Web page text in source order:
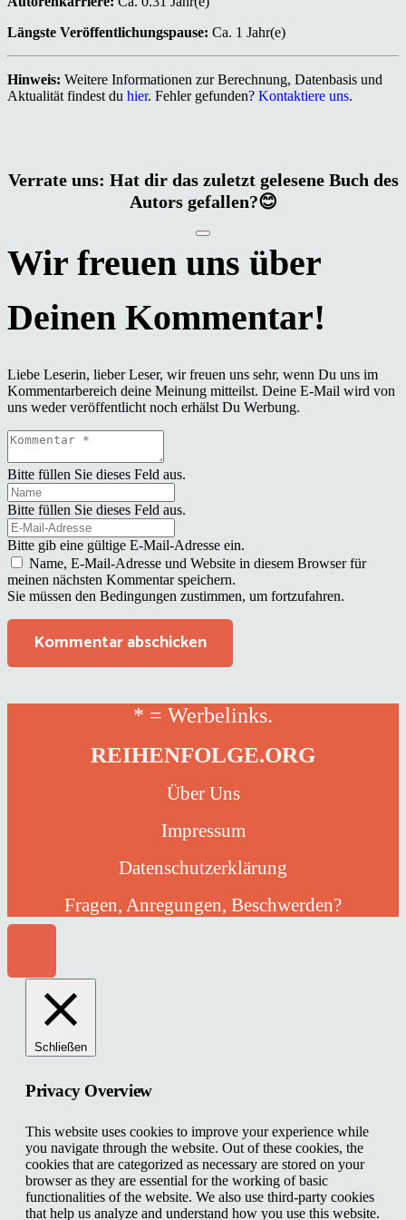
Längste Veröffentlichungspause: Ca. 1 Jahr(e)
Hinweis: Weitere Informationen zur Berechnung, Datenbasis und
Aktualität findest du hier. Fehler gefunden? Kontaktiere uns.
Verrate uns: Hat dir das zuletzt gelesene Buch des
Autors gefallen?😊
Liebe Leserin, lieber Leser, wir freuen uns sehr, wenn Du uns im
Kommentarbereich deine Meinung mitteilst. Deine E-Mail wird von
uns weder veröffentlicht noch erhälst Du Werbung.
Bitte füllen Sie dieses Feld aus.
Bitte füllen Sie dieses Feld aus.
Bitte gib eine gültige E-Mail-Adresse ein.
Name, E-Mail-Adresse und Website in diesem Browser für
meinen nächsten Kommentar speichern.
Sie müssen den Bedingungen zustimmen, um fortzufahren.
Kommentar abschicken
* = Werbelinks.
REIHENFOLGE.ORG
Über Uns
Impressum
Datenschutzerklärung
Fragen, Anregungen, Beschwerden?
Schließen
Privacy Overview
This website uses cookies to improve your experience while
you navigate through the website. Out of these cookies, the
cookies that are categorized as necessary are stored on your
browser as they are essential for the working of basic
functionalities of the website. We also use third-party cookies
that help us analyze and understand how you use this website.